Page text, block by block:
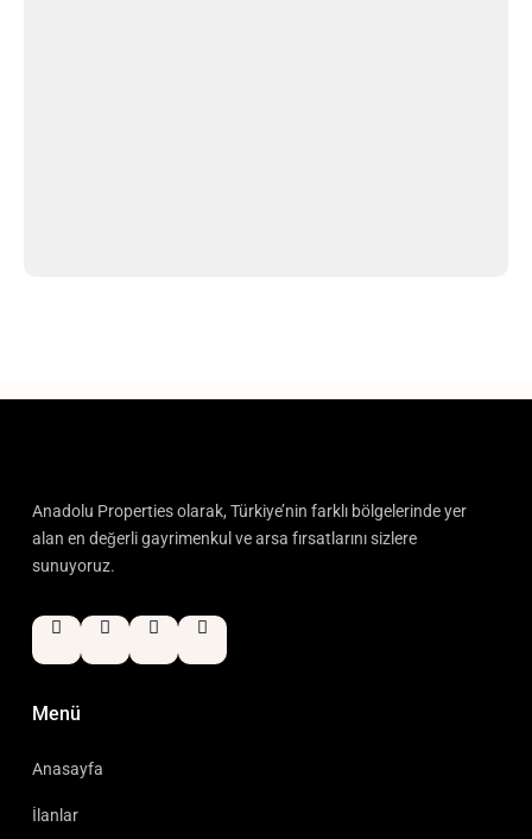
Anadolu Properties olarak, Türkiye’nin farklı bölgelerinde yer
alan en değerli gayrimenkul ve arsa fırsatlarını sizlere
sunuyoruz.
Menü
Anasayfa
İlanlar